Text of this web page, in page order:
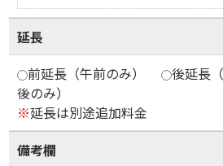
延長
前延長（午前のみ）
後延長
後のみ）
※延長は別途追加料金
備考欄